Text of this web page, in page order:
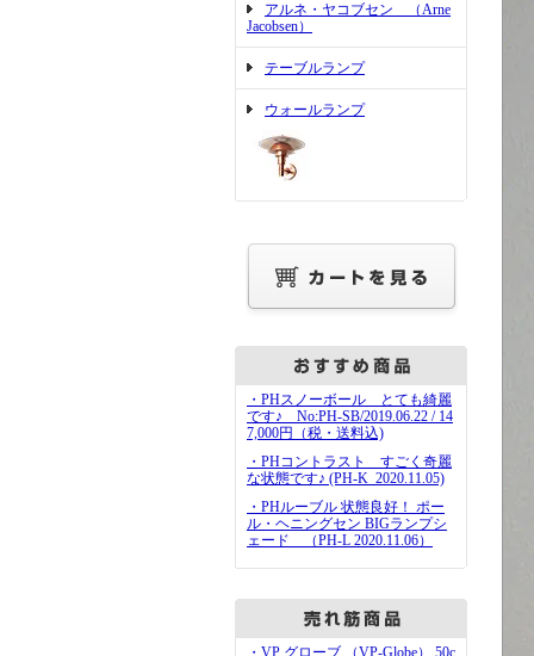
アルネ・ヤコブセン （Arne
Jacobsen）
テーブルランプ
ウォールランプ
・PHスノーボール とても綺麗
です♪ No:PH-SB/2019.06.22 / 14
7,000円（税・送料込)
・PHコントラスト すごく奇麗
な状態です♪ (PH-K_2020.11.05)
・PHルーブル 状態良好！ ポー
ル・ヘニングセン BIGランプシ
ェード （PH-L 2020.11.06）
・VP グローブ （VP-Globe） 50c